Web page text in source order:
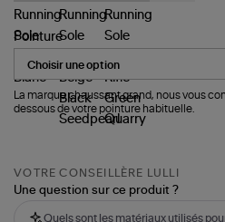
Pointure
La marque chaussant grand, nous vous
dessous de votre pointure habituelle.
VOTRE CONSEILLÈRE LULLI
Une question sur ce produit ?
Quels sont les matériaux utilisés